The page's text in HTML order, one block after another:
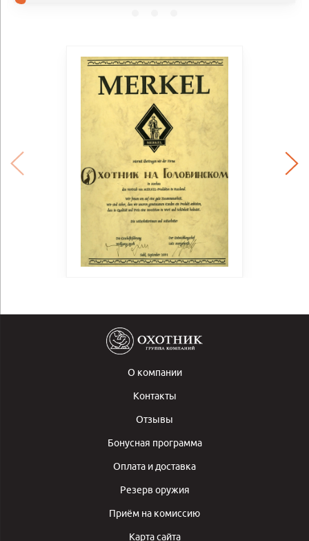
О компании
Контакты
Отзывы
Бонусная программа
Оплата и доставка
Резерв оружия
Приём на комиссию
Карта сайта